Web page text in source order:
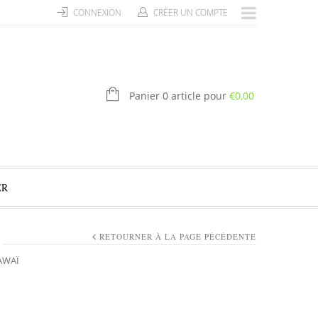
CONNEXION CRÉER UN COMPTE
Panier 0 article pour €0,00
RETOURNER À LA PAGE PÉCÉDENTE